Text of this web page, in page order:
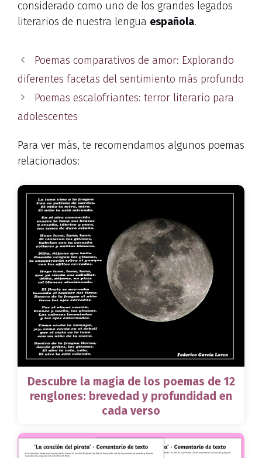
considerado como uno de los grandes legados
literarios de nuestra lengua española.
Poemas comparativos de amor: Explorando
diferentes facetas del sentimiento más profundo
Poemas escalofriantes: terror literario para
adolescentes
Para ver más, te recomendamos algunos poemas
relacionados:
Descubre la magia de los poemas de 12
renglones: brevedad y profundidad en
cada verso